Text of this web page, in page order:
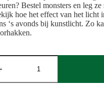
Bestel monsters en leg
hoe het effect van het licht
‘s avonds bij kunstlicht. Zo